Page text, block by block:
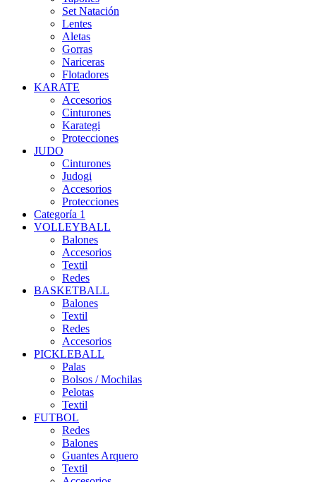
Set Natación
Lentes
Aletas
Gorras
Nariceras
Flotadores
KARATE
Accesorios
Cinturones
Karategi
Protecciones
JUDO
Cinturones
Judogi
Accesorios
Protecciones
Categoría 1
VOLLEYBALL
Balones
Accesorios
Textil
Redes
BASKETBALL
Balones
Textil
Redes
Accesorios
PICKLEBALL
Palas
Bolsos / Mochilas
Pelotas
Textil
FUTBOL
Redes
Balones
Guantes Arquero
Textil